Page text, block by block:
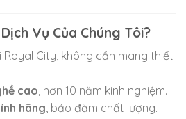
Vụ Của Chúng Tôi?
Royal City, không cần mang thiết
cao, hơn 10 năm kinh nghiệm.
hãng, bảo đảm chất lượng.